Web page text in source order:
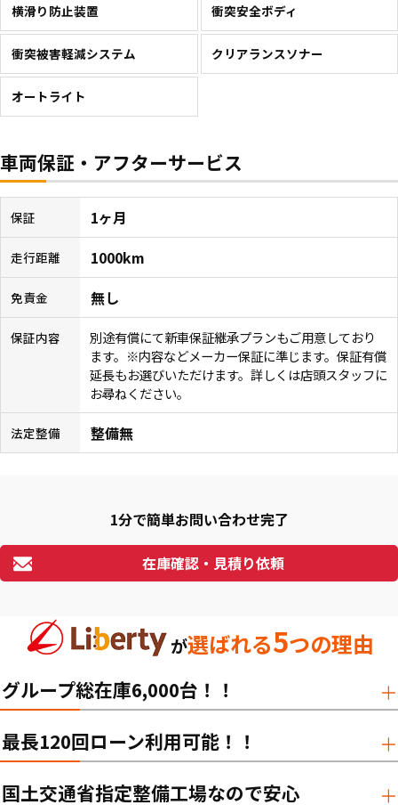
横滑り防止装置 衝突安全ボディ
衝突被害軽減システム クリアランスソナー
オートライト
車両保証・アフターサービス
保証 1ヶ月
走行距離 1000km
免責金 無し
保証内容
別途有償にて新車保証継承プランもご用意しており
ます。※内容などメーカー保証に準じます。保証有償
延長もお選びいただけます。詳しくは店頭スタッフに
お尋ねください。
法定整備 整備無
1分で簡単お問い合わせ完了
在庫確認・見積り依頼
が選ばれる5つの理由
グループ総在庫6,000台！！
最長120回ローン利用可能！！
国土交通省指定整備工場なので安心